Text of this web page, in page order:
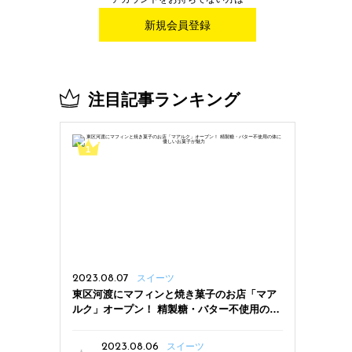
新規会員登録
注目記事ランキング
2023.08.07 スイーツ
東区河渡にマフィンと焼き菓子のお店「マア
ルク」オープン！ 精製糖・バター不使用の体
2023.08.06
スイーツ